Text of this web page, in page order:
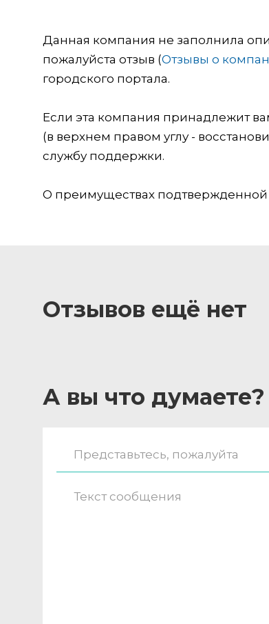
Данная компания не заполнила
пожалуйста отзыв (Отзывы о
городского портала.
Если эта компания принадлежит
(в верхнем правом углу -
службу поддержки.
О преимуществах
Отзывов ещё нет
А вы что думаете?